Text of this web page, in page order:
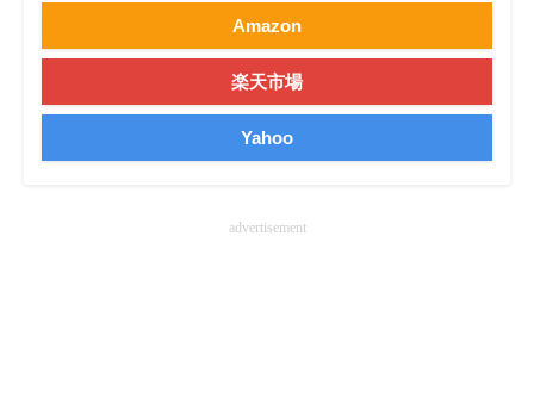
ちょっと気になるネットの話題
Amazon
楽天市場
Yahoo
advertisement